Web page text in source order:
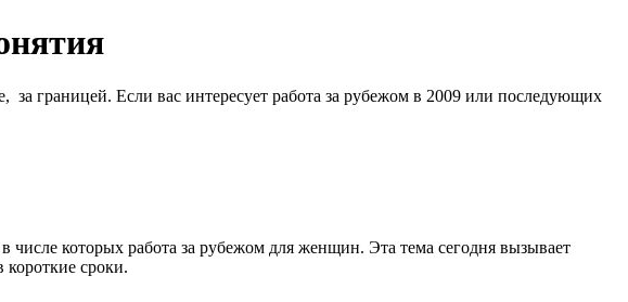
границей. Если вас интересует работа за рубежом в 2009 или последующих
которых работа за рубежом для женщин. Эта тема сегодня вызывает
короткие сроки.